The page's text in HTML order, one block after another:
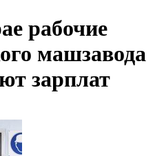
рабочие
машзавода
зарплат